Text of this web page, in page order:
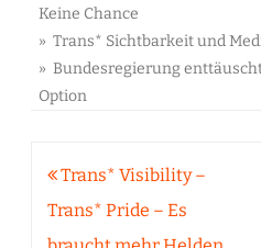
Keine Chance
» Trans* Sichtbarkeit und
» Bundesregierung
Option
Beitragsnavigation
Trans* Visibility –
Trans* Pride – Es